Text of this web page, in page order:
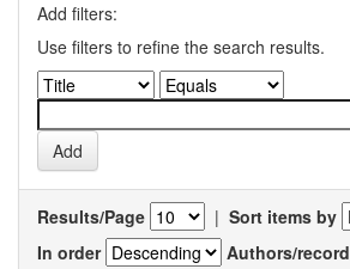
Add filters:
Use filters to refine the search results.
Results/Page | Sort items by
In order
Authors/record